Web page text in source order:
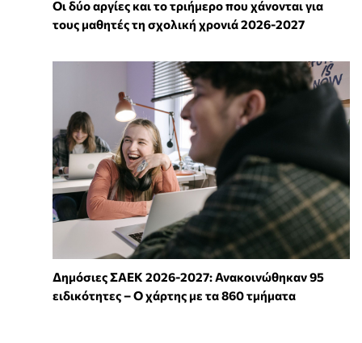
Οι δύο αργίες και το τριήμερο που χάνονται για
τους μαθητές τη σχολική χρονιά 2026-2027
Δημόσιες ΣΑΕΚ 2026-2027: Ανακοινώθηκαν 95
ειδικότητες – Ο χάρτης με τα 860 τμήματα